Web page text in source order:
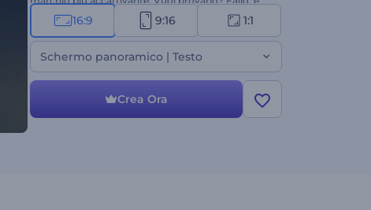
gratis!
16:9 9:16 1:1
Schermo panoramico | Testo
Crea Ora